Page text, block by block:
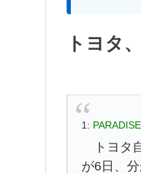
トヨタ
1:
トヨタ
が6日、